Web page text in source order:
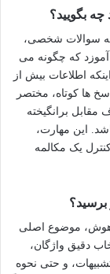
به سوالات شخصی،
آموزد که چگونه می
اطلاعات بیش از
ها کوتاه، مختصر
برانگیخته
این مهارت،
یک مکالمه
هوش، موضوع اصلی
دقیق واژگان،
و حتی نحوه